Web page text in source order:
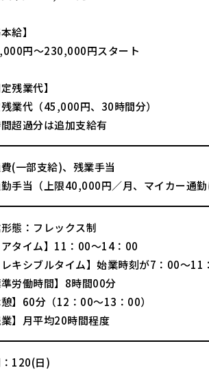
本給】
円～230,000円スタート
定残業代】
業代（45,000円、30時間分）
超過分は追加支給有
(一部支給)、残業手当
手当（上限40,000円／月、マイカー通
態：フレックス制
アタイム】11：00～14：00
レキシブルタイム】始業時刻が7：00～
準労働時間】8時間00分
憩】60分（12：00～13：00）
業】月平均20時間程度
120(日)